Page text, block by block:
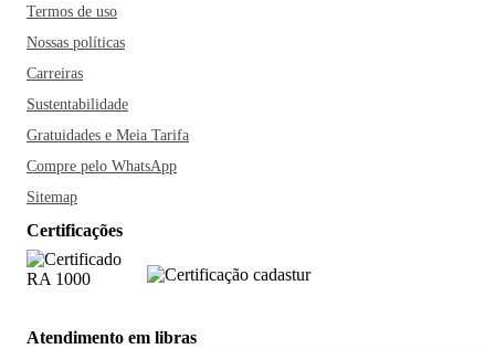
Termos de uso
Nossas políticas
Carreiras
Sustentabilidade
Gratuidades e Meia Tarifa
Compre pelo WhatsApp
Sitemap
Certificações
Atendimento em libras